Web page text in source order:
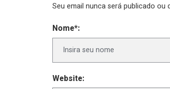
Seu email nunca será publicado
Nome*:
Website: